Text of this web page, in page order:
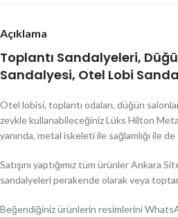
Açıklama
Toplantı Sandalyeleri,
Sandalyesi, Otel Lobi
Otel lobisi, toplantı odaları, düğün
zevkle kullanabileceğiniz Lüks Hilton
yanında, metal iskeleti ile sağlamlığı ile de
Satışını yaptığımız tüm ürünler Ankara
sandalyeleri perakende olarak veya
Beğendiğiniz ürünlerin resimlerini